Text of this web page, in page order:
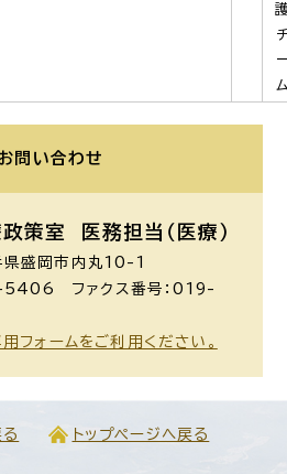
問い合わせ
策室 医務担当（医療）
盛岡市内丸10-1
ファクス番号：019-
フォームをご利用ください。
トップページへ戻る